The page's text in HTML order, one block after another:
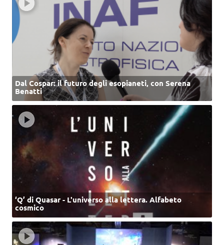
Dal Cospar: il futuro degli esopianeti, con Serena
Benatti
‘Q’ di Quasar - L'universo alla lettera. Alfabeto
cosmico